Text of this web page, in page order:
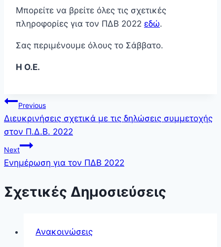
Μπορείτε να βρείτε όλες τις σχετικές
πληροφορίες για τον ΠΔΒ 2022 εδώ.
Σας περιμένουμε όλους το Σάββατο.
Η Ο.Ε.
Πλοήγηση
άρθρων
Previous
Διευκρινήσεις σχετικά με τις δηλώσεις συμμετοχής
στον Π.Δ.Β. 2022
Next
Ενημέρωση για τον ΠΔΒ 2022
Σχετικές Δημοσιεύσεις
Ανακοινώσεις